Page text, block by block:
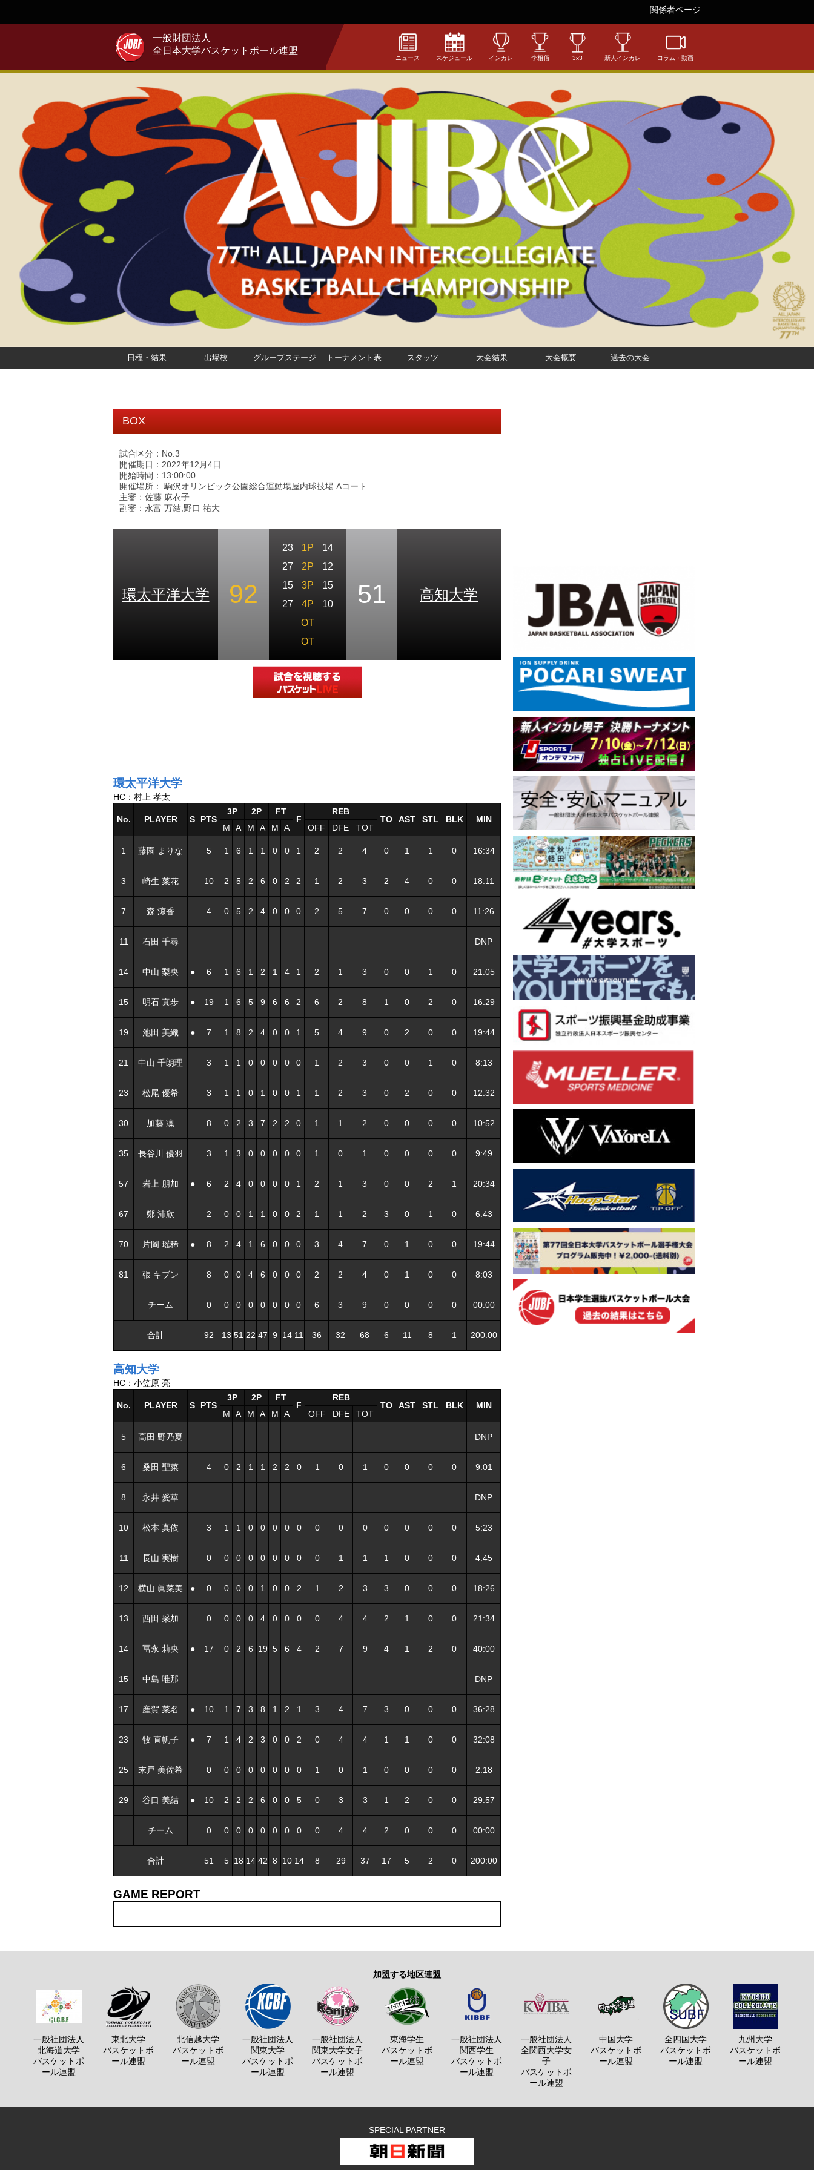
関係者ページ
一般財団法人
全日本大学バスケットボール連盟
ニュース スケジュール インカレ 李相佰 3x3 新人インカレ コラム・動画
日程・結果 出場校 グループステージ トーナメント表 スタッツ 大会結果 大会概要 過去の大会
BOX
試合区分：No.3
開催期日：2022年12月4日
開始時間：13:00:00
開催場所： 駒沢オリンピック公園総合運動場屋内球技場 Aコート
主審：佐藤 麻衣子
副審：永富 万結,野口 祐大
環太平洋大学 92
23 1P
14
27
2P
12
15
3P
15
27
4P
10
OT
OT
51 高知大学
環太平洋大学
HC：村上 孝太
No. PLAYER S PTS
3P 2P
FT
F
REB
TO
AST STL BLK
MIN
M
A M A M A OFF DFE TOT
1 藤園 まりな 5 1 6 1 1 0 0 1 2 2 4 0 1 1 0 16:34
3 崎生 菜花 10 2 5 2 6 0 2 2 1 2 3 2 4 0 0 18:11
7 森 涼香 4 0 5 2 4 0 0 0 2 5 7 0 0 0 0 11:26
11 石田 千尋 DNP
14 中山 梨央 ● 6 1 6 1 2 1 4 1 2 1 3 0 0 1 0 21:05
15 明石 真歩 ● 19 1 6 5 9 6 6 2 6 2 8 1 0 2 0 16:29
19 池田 美織 ● 7 1 8 2 4 0 0 1 5 4 9 0 2 0 0 19:44
21 中山 千朗理 3 1 1 0 0 0 0 0 1 2 3 0 0 1 0 8:13
23 松尾 優希 3 1 1 0 1 0 0 1 1 2 3 0 2 0 0 12:32
30 加藤 凜 8 0 2 3 7 2 2 0 1 1 2 0 0 0 0 10:52
35 長谷川 優羽 3 1 3 0 0 0 0 0 1 0 1 0 0 0 0 9:49
57 岩上 朋加 ● 6 2 4 0 0 0 0 1 2 1 3 0 0 2 1 20:34
67 鄭 沛欣 2 0 0 1 1 0 0 2 1 1 2 3 0 1 0 6:43
70 片岡 瑶稀 ● 8 2 4 1 6 0 0 0 3 4 7 0 1 0 0 19:44
81 張 キブン 8 0 0 4 6 0 0 0 2 2 4 0 1 0 0 8:03
チーム 0 0 0 0 0 0 0 0 6 3 9 0 0 0 0 00:00
合計 92 13 51 22 47 9 14 11 36 32 68 6 11 8 1 200:00
高知大学
HC：小笠原 亮
No. PLAYER S PTS
3P 2P
FT
F
REB
TO
AST STL BLK
MIN
M
A M A M A OFF DFE TOT
5 高田 野乃夏 DNP
6 桑田 聖菜 4 0 2 1 1 2 2 0 1 0 1 0 0 0 0 9:01
8 永井 愛華 DNP
10 松本 真依 3 1 1 0 0 0 0 0 0 0 0 0 0 0 0 5:23
11 長山 実樹 0 0 0 0 0 0 0 0 0 1 1 1 0 0 0 4:45
12 横山 眞菜美 ● 0 0 0 0 1 0 0 2 1 2 3 3 0 0 0 18:26
13 西田 采加 0 0 0 0 4 0 0 0 0 4 4 2 1 0 0 21:34
14 冨永 莉央 ● 17 0 2 6 19 5 6 4 2 7 9 4 1 2 0 40:00
15 中島 唯那 DNP
17 産賀 菜名 ● 10 1 7 3 8 1 2 1 3 4 7 3 0 0 0 36:28
23 牧 直帆子 ● 7 1 4 2 3 0 0 2 0 4 4 1 1 0 0 32:08
25 末戸 美佐希 0 0 0 0 0 0 0 0 1 0 1 0 0 0 0 2:18
29 谷口 美結 ● 10 2 2 2 6 0 0 5 0 3 3 1 2 0 0 29:57
チーム 0 0 0 0 0 0 0 0 0 4 4 2 0 0 0 00:00
合計 51 5 18 14 42 8 10 14 8 29 37 17 5 2 0 200:00
GAME REPORT
加盟する地区連盟
一般社団法人
北海道大学
バスケットボ
ール連盟
東北大学
バスケットボ
ール連盟
北信越大学
バスケットボ
ール連盟
一般社団法人
関東大学
バスケットボ
ール連盟
一般社団法人
関東大学女子
バスケットボ
ール連盟
東海学生
バスケットボ
ール連盟
一般社団法人
関西学生
バスケットボ
ール連盟
一般社団法人
全関西大学女
子
バスケットボ
ール連盟
中国大学
バスケットボ
ール連盟
全四国大学
バスケットボ
ール連盟
九州大学
バスケットボ
ール連盟
SPECIAL PARTNER